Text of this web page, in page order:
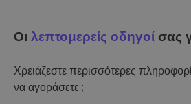
Οιλεπτομερείς οδηγοί σας
Χρειάζεστε περισσότερες
να αγοράσετε ;